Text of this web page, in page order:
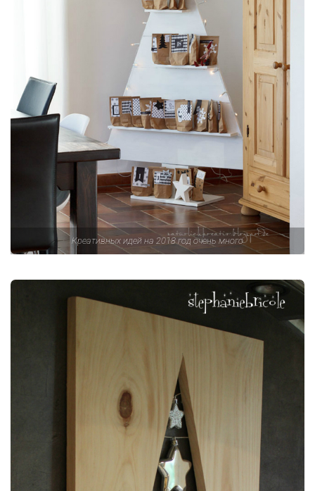
Креативных идей на 2018 год очень много